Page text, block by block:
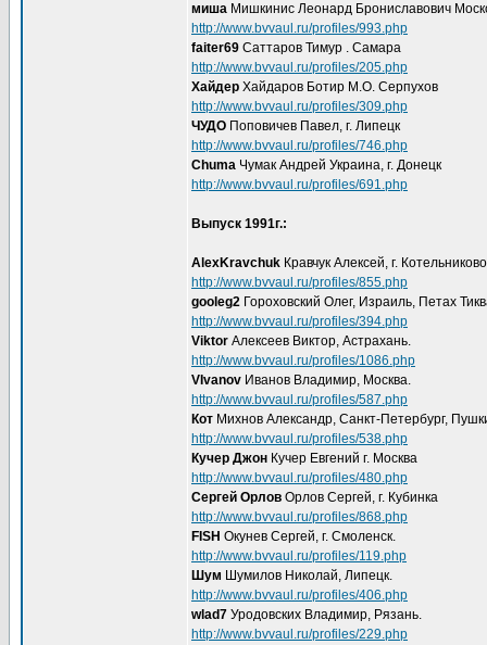
миша Мишкинис Леонард Брониславович
http://www.bvvaul.ru/profiles/993.php
faiter69 Саттаров Тимур . Самара
http://www.bvvaul.ru/profiles/205.php
Хайдер Хайдаров Ботир М.О. Серпухов
http://www.bvvaul.ru/profiles/309.php
ЧУДО Поповичев Павел, г. Липецк
http://www.bvvaul.ru/profiles/746.php
Chuma Чумак Андрей Украина, г. Донецк
http://www.bvvaul.ru/profiles/691.php
Выпуск 1991г.:
AlexKravchuk Кравчук Алексей, г.
http://www.bvvaul.ru/profiles/855.php
gooleg2 Гороховский Олег, Израиль, Петах
http://www.bvvaul.ru/profiles/394.php
Viktor Алексеев Виктор, Астрахань.
http://www.bvvaul.ru/profiles/1086.php
VIvanov Иванов Владимир, Москва.
http://www.bvvaul.ru/profiles/587.php
Кот Михнов Александр, Санкт-Петербург,
http://www.bvvaul.ru/profiles/538.php
Кучер Джон Кучер Евгений г. Москва
http://www.bvvaul.ru/profiles/480.php
Сергей Орлов Орлов Сергей, г. Кубинка
http://www.bvvaul.ru/profiles/868.php
FISH Окунев Сергей, г. Смоленск.
http://www.bvvaul.ru/profiles/119.php
Шум Шумилов Николай, Липецк.
http://www.bvvaul.ru/profiles/406.php
wlad7 Уродовских Владимир, Рязань.
http://www.bvvaul.ru/profiles/229.php